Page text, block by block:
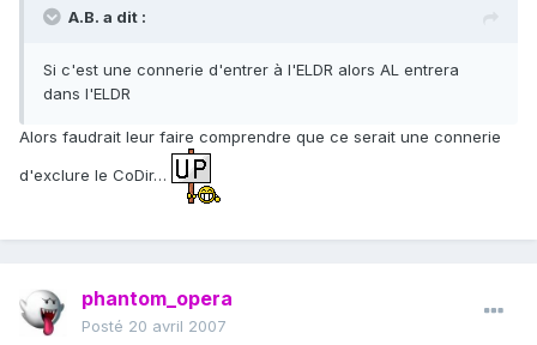
A.B. a dit :
Si c'est une connerie d'entrer à l'ELDR alors AL entrera
dans l'ELDR
Alors faudrait leur faire comprendre que ce serait une connerie
d'exclure le CoDir…
phantom_opera
Posté 20 avril 2007